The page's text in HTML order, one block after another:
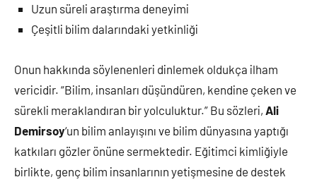
Uzun süreli araştırma deneyimi
Çeşitli bilim dalarındaki yetkinliği
Onun hakkında söylenenleri dinlemek oldukça ilham
vericidir. “Bilim, insanları düşündüren, kendine çeken ve
sürekli meraklandıran bir yolculuktur.” Bu sözleri, Ali
Demirsoy‘un bilim anlayışını ve bilim dünyasına yaptığı
katkıları gözler önüne sermektedir. Eğitimci kimliğiyle
birlikte, genç bilim insanlarının yetişmesine de destek